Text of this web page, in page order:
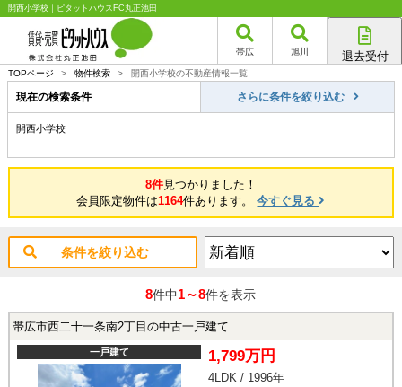
開西小学校｜ピタットハウスFC丸正池田
帯広 旭川 退去受付
旭川店
TOPページ > 物件検索 > 開西小学校の不動産情報一覧
現在の検索条件 さらに条件を絞り込む
開西小学校
8件見つかりました！
会員限定物件は1164件あります。今すぐ見る
条件を絞り込む
8件中1～8件を表示
帯広市西二十一条南2丁目の中古一戸建て
一戸建て 1,799万円
4LDK / 1996年